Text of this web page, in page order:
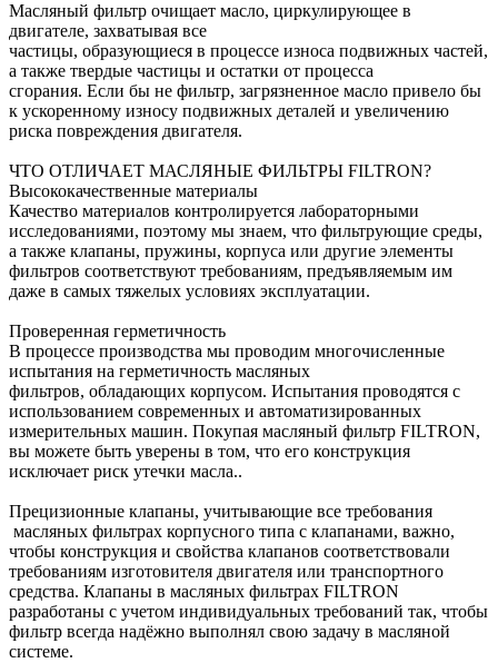
Масляный фильтр очищает масло, циркулирующее в
двигателе, захватывая все
частицы, образующиеся в процессе износа подвижных частей,
а также твердые частицы и остатки от процесса
сгорания. Если бы не фильтр, загрязненное масло привело бы
к ускоренному износу подвижных деталей и увеличению
риска повреждения двигателя.
ЧТО ОТЛИЧАЕТ МАСЛЯНЫЕ ФИЛЬТРЫ FILTRON?
Высококачественные материалы
Качество материалов контролируется лабораторными
исследованиями, поэтому мы знаем, что фильтрующие среды,
а также клапаны, пружины, корпуса или другие элементы
фильтров соответствуют требованиям, предъявляемым им
даже в самых тяжелых условиях эксплуатации.
Проверенная герметичность
В процессе производства мы проводим многочисленные
испытания на герметичность масляных
фильтров, обладающих корпусом. Испытания проводятся с
использованием современных и автоматизированных
измерительных машин. Покупая масляный фильтр FILTRON,
вы можете быть уверены в том, что его конструкция
исключает риск утечки масла..
Прецизионные клапаны, учитывающие все требования
масляных фильтрах корпусного типа с клапанами, важно,
чтобы конструкция и свойства клапанов соответствовали
требованиям изготовителя двигателя или транспортного
средства. Клапаны в масляных фильтрах FILTRON
разработаны с учетом индивидуальных требований так, чтобы
фильтр всегда надёжно выполнял свою задачу в масляной
системе.